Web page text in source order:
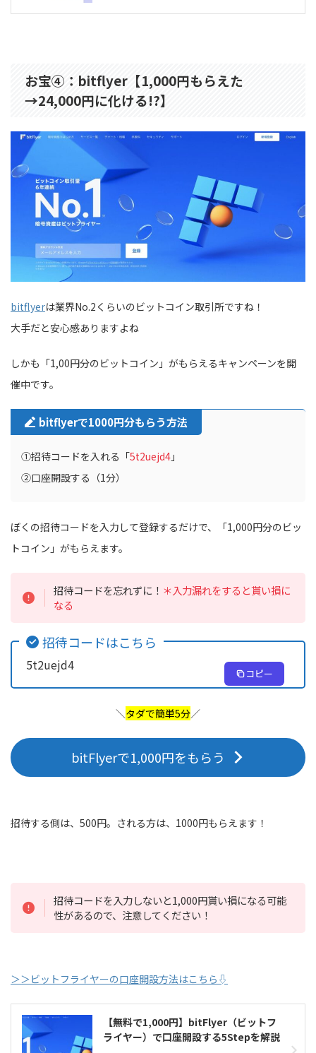
お宝④：bitflyer【1,000円もらえた
→24,000円に化ける!?】
bitflyerは業界No.2くらいのビットコイン取引所ですね！
大手だと安心感ありますよね
しかも「1,00円分のビットコイン」がもらえるキャンペーンを開
催中です。
bitflyerで1000円分もらう方法
①招待コードを入れる「5t2uejd4 」
②口座開設する（1分）
ぼくの招待コードを入力して登録するだけで、「1,000円分のビッ
トコイン」がもらえます。
招待コードを忘れずに！ ＊入力漏れをすると貰い損に
なる
招待コードはこちら
5t2uejd4
コピー
＼タダで簡単5分／
bitFlyerで1,000円をもらう
招待する側は、500円。される方は、1000円もらえます！
招待コードを入力しないと1,000円貰い損になる可能
性があるので、注意してください！
＞＞ビットフライヤーの口座開設方法はこちら⇩
【無料で1,000円】bitFlyer（ビットフ
ライヤー）で口座開設する5Stepを解説